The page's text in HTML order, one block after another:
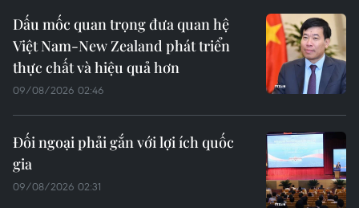
Dấu mốc quan trọng đưa quan hệ
Việt Nam-New Zealand phát triển
thực chất và hiệu quả hơn
09/08/2026 02:46
Đối ngoại phải gắn với lợi ích quốc
gia
09/08/2026 02:31